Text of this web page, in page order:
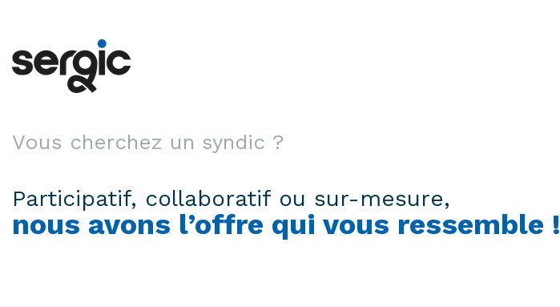
Vous cherchez un syndic ?
Participatif, collaboratif ou sur-mesure,
nous avons l’offre qui vous ressemble !